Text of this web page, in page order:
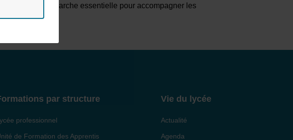
Une démarche essentielle pour accompagner les
par structure
professionnel
de Formation des Apprentis
Vie du lycée
Actualité
Agenda